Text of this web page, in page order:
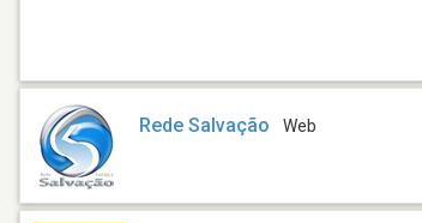
Rede Salvação Web